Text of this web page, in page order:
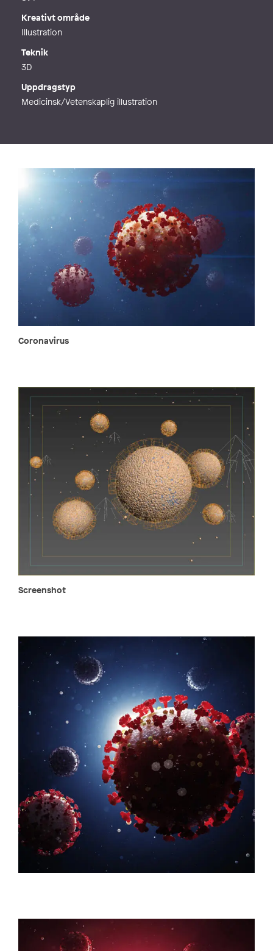
Kreativt område
Illustration
Teknik
3D
Uppdragstyp
Medicinsk/Vetenskaplig illustration
Coronavirus
Screenshot